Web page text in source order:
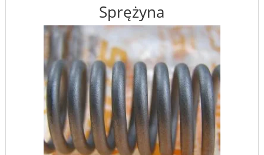
Sprężyna